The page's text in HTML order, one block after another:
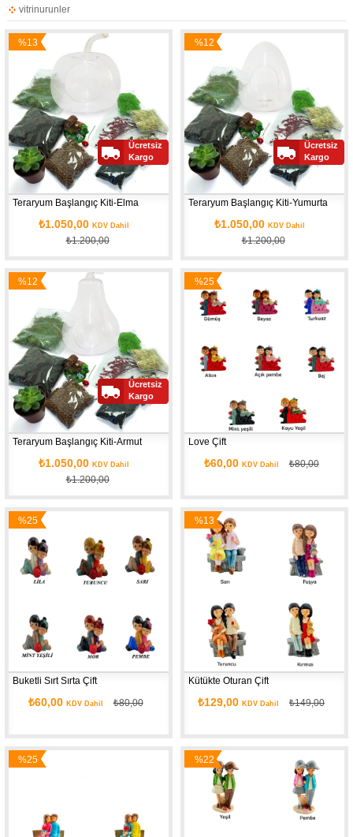
vitrinurunler
Teraryum Başlangıç Kiti-Elma
₺1.050,00 KDV Dahil
₺1.200,00
%13
Ücretsiz
Kargo
Teraryum Başlangıç Kiti-Yumurta
₺1.050,00 KDV Dahil
₺1.200,00
%12
Ücretsiz
Kargo
Teraryum Başlangıç Kiti-Armut
₺1.050,00 KDV Dahil
₺1.200,00
%12
Ücretsiz
Kargo
Love Çift
₺60,00 KDV Dahil ₺80,00
%25
İndirim
Buketli Sırt Sırta Çift
₺60,00 KDV Dahil ₺80,00
%25
İndirim
Kütükte Oturan Çift
₺129,00KDV Dahil ₺149,00
%13
İndirim
%25
%22
İndirim